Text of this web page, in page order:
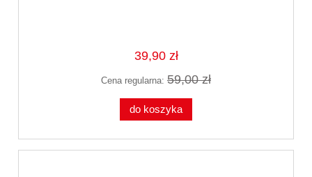
39,90 zł
Cena regularna: 59,00 zł
do koszyka